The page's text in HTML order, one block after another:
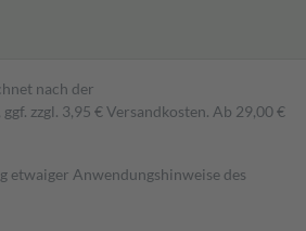
nach der
zzgl. 3,95 € Versandkosten. Ab 29,00 €
Anwendungshinweise des